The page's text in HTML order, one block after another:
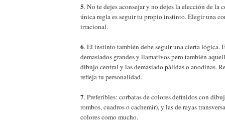
5. No te dejes aconsejar y no dejes la elección de la
única regla es seguir tu propio instinto. Elegir una
irracional.
6. El instinto también debe seguir una cierta lógica.
demasiados grandes y llamativos pero también
dibujo central y las demasiado pálidas o anodinas.
refleja tu personalidad.
7. Preferibles: corbatas de colores definidos con
rombos, cuadros o cachemir), y las de rayas
colores como mucho.